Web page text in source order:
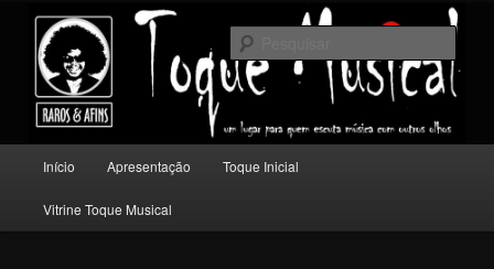
conteúdo
principalToque Musical
Um lugar para quem escuta música com outros olhos.
principal
Início Apresentação Toque Inicial
Vitrine Toque Musical